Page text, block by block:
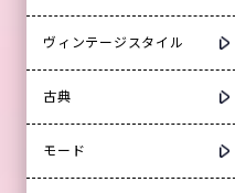
ヴィンテージスタイル
古典
モード